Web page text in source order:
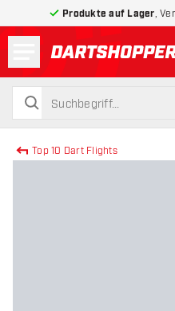
Produkte auf Lager ,
zurück zur
suchen
suchen
Top 10 Dart Flights